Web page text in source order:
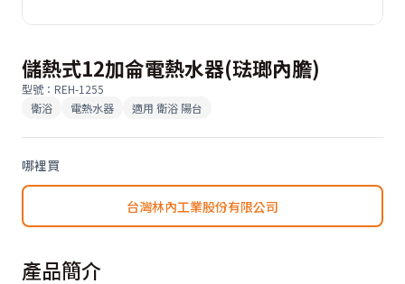
儲熱式12加侖電熱水器(琺瑯內膽)
型號 ： REH-1255
衛浴
電熱水器 適用 衛浴 陽台
哪裡買
台灣林內工業股份有限公司
產品簡介